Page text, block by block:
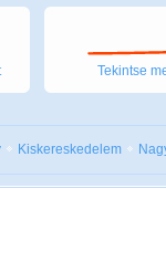
Tekintse
Kiskereskedelem